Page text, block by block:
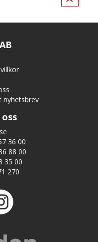
nyhetsbrev
36 00
88 00
35 00
270